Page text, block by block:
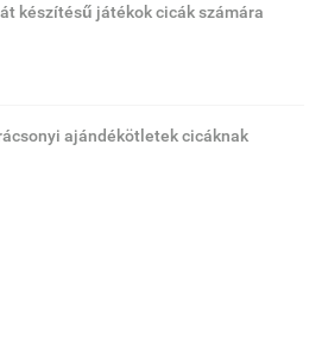
készítésű játékok cicák számára
ajándékötletek cicáknak